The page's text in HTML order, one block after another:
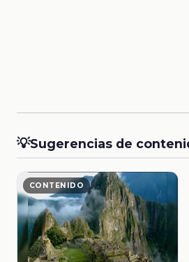
💡Sugerencias de
CONTENIDO